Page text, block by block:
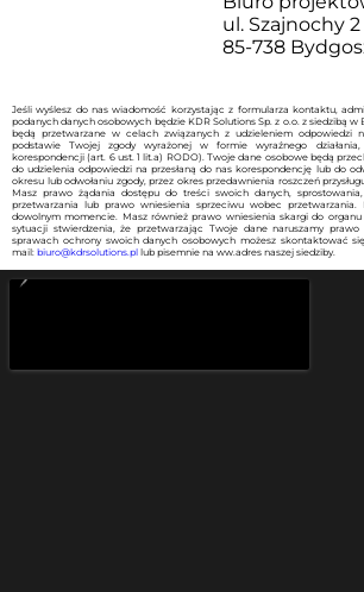
ul. Szajnochy
85-738
Jeśli wyślesz do nas wiadomość korzystając z formularza kontaktu,
podanych danych osobowych będzie KDR Solutions Sp. z o.o. z siedzibą w
będą przetwarzane w celach związanych z udzieleniem odpowiedzi
podstawie Twojej zgody wyrażonej w formie wyraźnego
korespondencji (art. 6 ust. 1 lit.a) RODO). Twoje dane osobowe będą
do udzielenia odpowiedzi na przesłaną do nas korespondencję lub do
okresu lub odwołaniu zgody, przez okres przedawnienia roszczeń
Masz prawo żądania dostępu do treści swoich danych,
przetwarzania lub prawo wniesienia sprzeciwu wobec
dowolnym momencie. Masz również prawo wniesienia skargi do
sytuacji stwierdzenia, że przetwarzając Twoje dane naruszamy
sprawach ochrony swoich danych osobowych możesz skontaktować
mail: biuro@kdrsolutions.pl lub pisemnie na ww.adres naszej siedziby.